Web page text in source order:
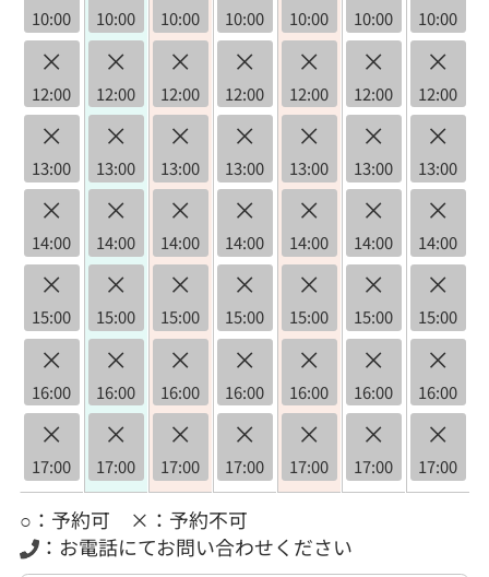
10:00
×
12:00
×
13:00
×
14:00
×
15:00
×
16:00
×
17:00
10:00
×
12:00
×
13:00
×
14:00
×
15:00
×
16:00
×
17:00
10:00
×
12:00
×
13:00
×
14:00
×
15:00
×
16:00
×
17:00
10:00
×
12:00
×
13:00
×
14:00
×
15:00
×
16:00
×
17:00
10:00
×
12:00
×
13:00
×
14:00
×
15:00
×
16:00
×
17:00
10:00
×
12:00
×
13:00
×
14:00
×
15:00
×
16:00
×
17:00
10:00
×
12:00
×
13:00
×
14:00
×
15:00
×
16:00
×
17:00
○：予約可 ×：予約不可
：お電話にてお問い合わせください